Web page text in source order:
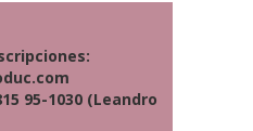
95-1030 (Leandro